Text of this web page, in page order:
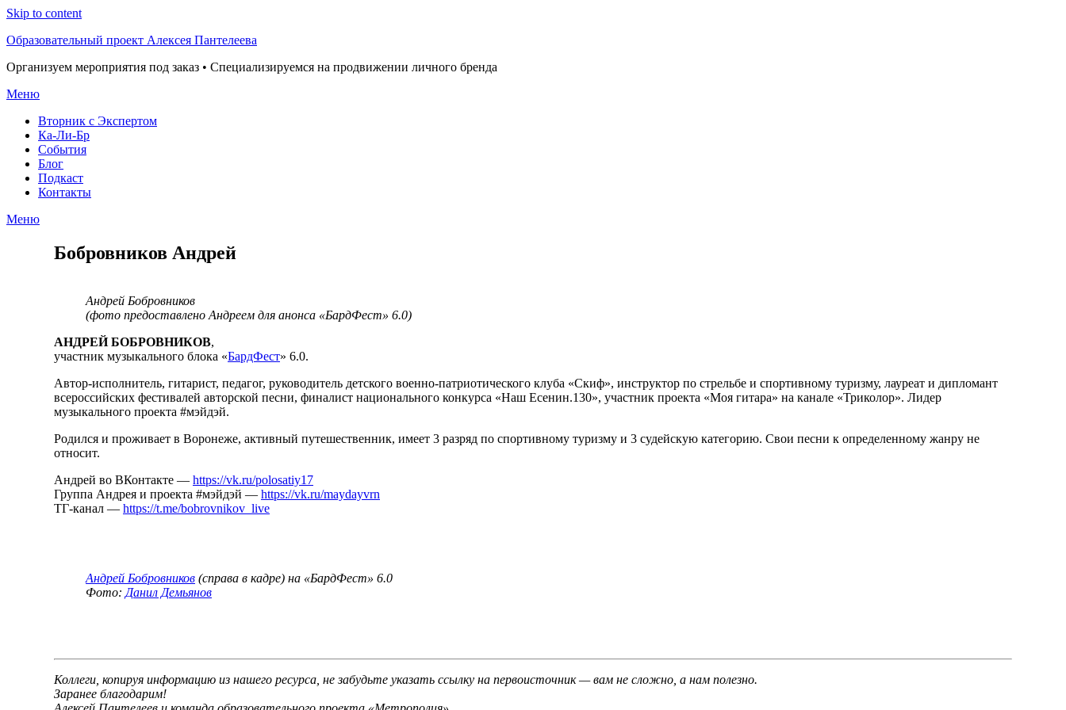
Skip to content
Образовательный проект Алексея Пантелеева
Организуем мероприятия под заказ • Специализируемся на продвижении личного бренда
Меню
Вторник с Экспертом
Ка-Ли-Бр
События
Блог
Подкаст
Контакты
Меню
Бобровников Андрей
Андрей Бобровников
(фото предоставлено Андреем для анонса «БардФест» 6.0)
АНДРЕЙ БОБРОВНИКОВ,
участник музыкального блока «БардФест» 6.0.
Автор-исполнитель, гитарист, педагог, руководитель детского военно-патриотического клуба «Скиф», инструктор по стрельбе и спортивному туризму, лауреат и дипломант
всероссийских фестивалей авторской песни, финалист национального конкурса «Наш Есенин.130», участник проекта «Моя гитара» на канале «Триколор». Лидер
музыкального проекта #мэйдэй.
Родился и проживает в Воронеже, активный путешественник, имеет 3 разряд по спортивному туризму и 3 судейскую категорию. Свои песни к определенному жанру не
относит.
Андрей во ВКонтакте — https://vk.ru/polosatiy17
Группа Андрея и проекта #мэйдэй — https://vk.ru/maydayvrn
ТГ-канал — https://t.me/bobrovnikov_live
Андрей Бобровников (справа в кадре) на «БардФест» 6.0
Фото: Данил Демьянов
Коллеги, копируя информацию из нашего ресурса, не забудьте указать ссылку на первоисточник — вам не сложно, а нам полезно.
Заранее благодарим!